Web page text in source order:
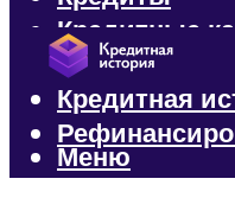
Кредитные
Микрозаймы
Кредитная
Меню